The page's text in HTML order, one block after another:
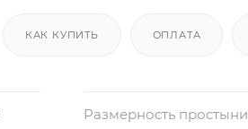
КАК КУПИТЬ ОПЛАТА
Размерность простыни